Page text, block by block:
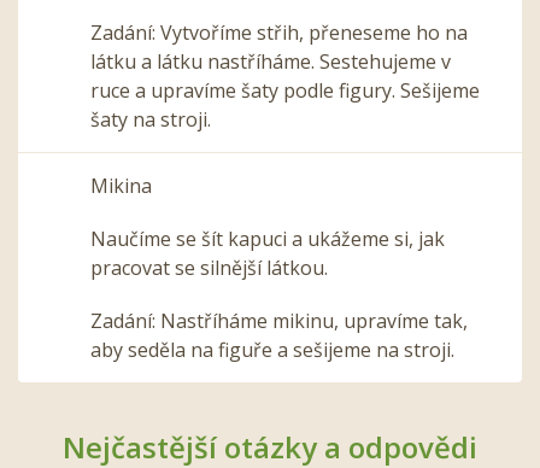
Zadání: Vytvoříme střih, přeneseme ho na
látku a látku nastříháme. Sestehujeme v
ruce a upravíme šaty podle figury. Sešijeme
šaty na stroji.
Mikina
Naučíme se šít kapuci a ukážeme si, jak
pracovat se silnější látkou.
Zadání: Nastříháme mikinu, upravíme tak,
aby seděla na figuře a sešijeme na stroji.
Nejčastější otázky a odpovědi